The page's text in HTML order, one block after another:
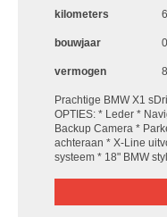
kilometers
bouwjaar
vermogen
Prachtige BMW X1
OPTIES: * Leder *
Backup Camera *
achteraan * X-Line
systeem * 18" BMW